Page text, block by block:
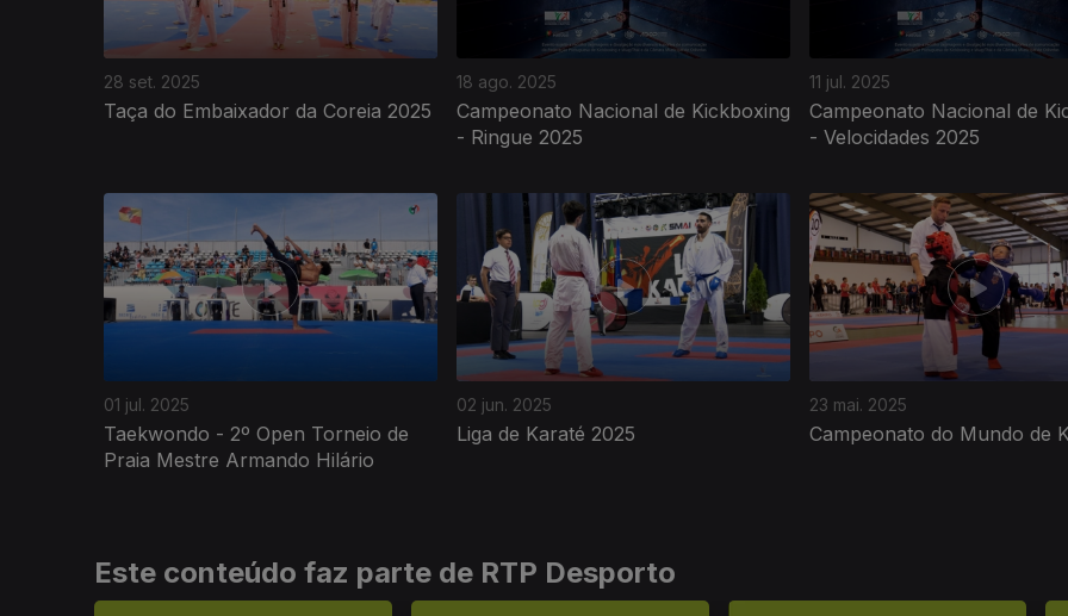
28 set. 2025
Taça do Embaixador da Coreia 2025
18 ago. 2025
Campeonato Nacional de Kickboxing
- Ringue 2025
11 jul. 2025
Campeonato Nacional de
- Velocidades 2025
01 jul. 2025
Taekwondo - 2º Open Torneio de
Praia Mestre Armando Hilário
02 jun. 2025
Liga de Karaté 2025
23 mai. 2025
Campeonato do Mundo de
852478
Este conteúdo faz parte de RTP Desporto